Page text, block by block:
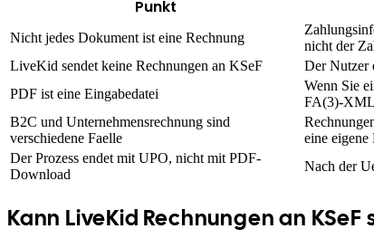
Punkt
Nicht jedes Dokument ist eine Rechnung
nicht der
LiveKid sendet keine Rechnungen an KSeF
Der Nutzer
PDF ist eine Eingabedatei
Wenn Sie
FA(3)-
B2C und Unternehmensrechnung sind
verschiedene Faelle
eine
Der Prozess endet mit UPO, nicht mit PDF-
Download
Nach der
Kann LiveKid Rechnungen an KSeF